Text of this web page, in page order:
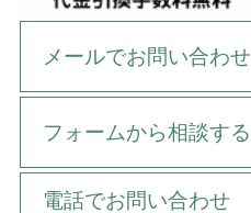
メールでお問い合わせ
フォームから相談する
電話でお問い合わせ